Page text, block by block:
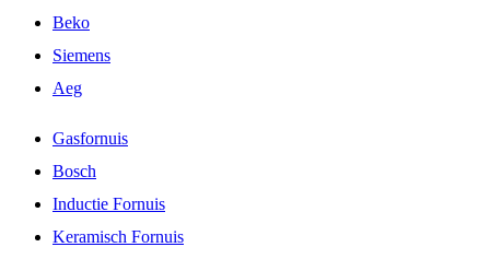
Beko
Siemens
Aeg
Gasfornuis
Bosch
Inductie Fornuis
Keramisch Fornuis